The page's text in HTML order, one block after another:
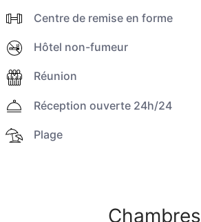
Centre de remise en forme
Hôtel non-fumeur
Réunion
Réception ouverte 24h/24
Plage
Chambres